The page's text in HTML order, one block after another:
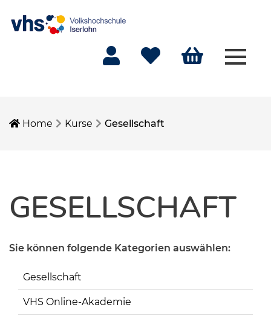
Home Kurse Gesellschaft
GESELLSCHAFT
Sie können folgende Kategorien auswählen:
Gesellschaft
VHS Online-Akademie